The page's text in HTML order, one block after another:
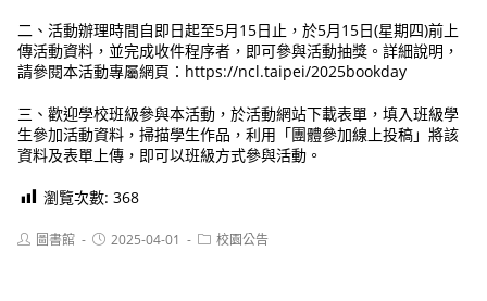
二、活動辦理時間自即日起至5月15日止，於5月15日(星期四)前上
傳活動資料，並完成收件程序者，即可參與活動抽獎。詳細說明，
請參閱本活動專屬網頁：https://ncl.taipei/2025bookday
三、歡迎學校班級參與本活動，於活動網站下載表單，填入班級學
生參加活動資料，掃描學生作品，利用「團體參加線上投稿」將該
資料及表單上傳，即可以班級方式參與活動。
瀏覽次數: 368
Post圖書館
Post2025-04-01
Post校園公告